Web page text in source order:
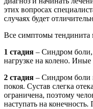
этих вопросах
случаях будет
Все симптомы тендинита
1 стадия – Синдром боли,
нагрузке на колено.
2 стадия – Синдром боли
покоя. Сустав слегка
ограничена, поэтому
наступать на